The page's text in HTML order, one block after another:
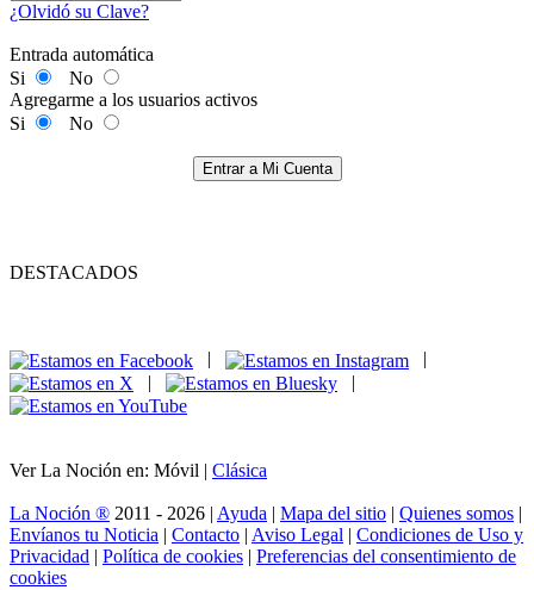
¿Olvidó su Clave?
Entrada automática
Si
No
Agregarme a los usuarios activos
Si
No
Entrar a Mi Cuenta
DESTACADOS
|
|
Ver La Noción en: Móvil | Clásica
La Noción ® 2011 - 2026 | Ayuda | Mapa del sitio | Quienes somos |
Envíanos tu Noticia | Contacto | Aviso Legal | Condiciones de Uso y
Privacidad | Política de cookies | Preferencias del consentimiento de
cookies